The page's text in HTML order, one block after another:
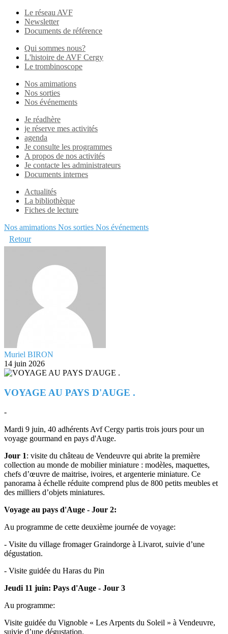
Le réseau AVF
Newsletter
Documents de référence
Qui sommes nous?
L'histoire de AVF Cergy
Le trombinoscope
Nos amimations
Nos sorties
Nos événements
Je réadhère
je réserve mes activités
agenda
Je consulte les programmes
A propos de nos activités
Je contacte les administrateurs
Documents internes
Actualités
La bibliothèque
Fiches de lecture
Nos amimations Nos sorties Nos événements
Retour
Muriel BIRON
14 juin 2026
VOYAGE AU PAYS D'AUGE .
-
Mardi 9 juin, 40 adhérents Avf Cergy partis trois jours pour un
voyage gourmand en pays d'Auge.
Jour 1: visite du château de Vendeuvre qui abrite la première
collection au monde de mobilier miniature : modèles, maquettes,
chefs d’œuvre de maitrise, ivoires, et argenterie miniature. Ce
panorama à échelle réduite comprend plus de 800 petits meubles et
des milliers d’objets miniatures.
Voyage au pays d'Auge - Jour 2:
Au programme de cette deuxième journée de voyage:
- Visite du village fromager Graindorge à Livarot, suivie d’une
dégustation.
- Visite guidée du Haras du Pin
Jeudi 11 juin: Pays d'Auge - Jour 3
Au programme:
Visite guidée du Vignoble « Les Arpents du Soleil » à Vendeuvre,
suivie d’une dégustation.